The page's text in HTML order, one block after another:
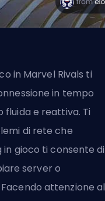
in Marvel Rivals ti
in tempo
fluida e reattiva. Ti
di rete che
in gioco ti consente di
server o
attenzione al